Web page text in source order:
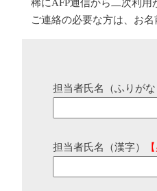
稀にAFP通信から二次利
ご連絡の必要な方は、お
担当者氏名（ふりがな
担当者氏名（漢字）